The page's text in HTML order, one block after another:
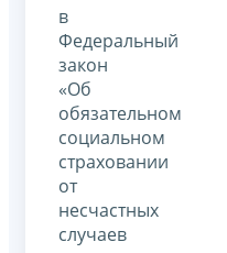
в
Федеральный
закон
«Об
обязательном
социальном
страховании
от
несчастных
случаев